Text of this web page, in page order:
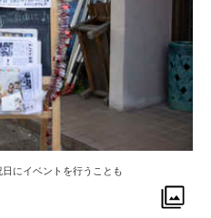
にイベントを行うことも